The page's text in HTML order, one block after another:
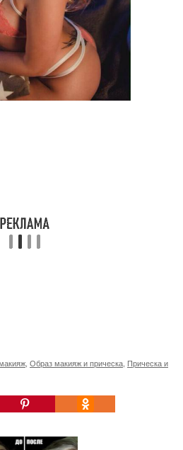
Образ макияж и прическа Прическа и